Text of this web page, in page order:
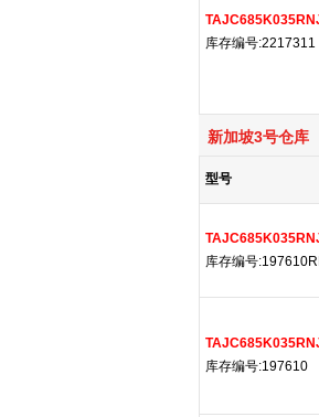
库存编号:2217311
新加坡3号仓库
型号
库存编号
库存编号:197610